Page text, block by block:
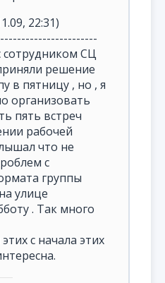
22:31)
сотрудником СЦ
решение
в пятницу , но , я
организовать
пять встреч
рабочей
что не
с
группы
улице
. Так много
с начала этих